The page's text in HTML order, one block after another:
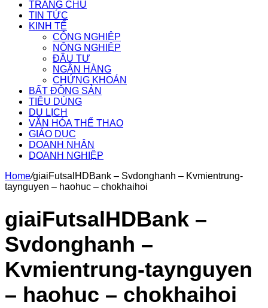
TRANG CHỦ
TIN TỨC
KINH TẾ
CÔNG NGHIỆP
NÔNG NGHIỆP
ĐẦU TƯ
NGÂN HÀNG
CHỨNG KHOÁN
BẤT ĐỘNG SẢN
TIÊU DÙNG
DU LỊCH
VĂN HÓA THỂ THAO
GIÁO DỤC
DOANH NHÂN
DOANH NGHIỆP
Home/giaiFutsalHDBank – Svdonghanh – Kvmientrung-
taynguyen – haohuc – chokhaihoi
giaiFutsalHDBank –
Svdonghanh –
Kvmientrung-taynguyen
– haohuc – chokhaihoi